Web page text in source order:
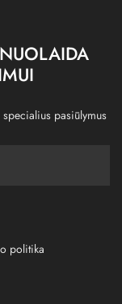
pasiūlymus
politika